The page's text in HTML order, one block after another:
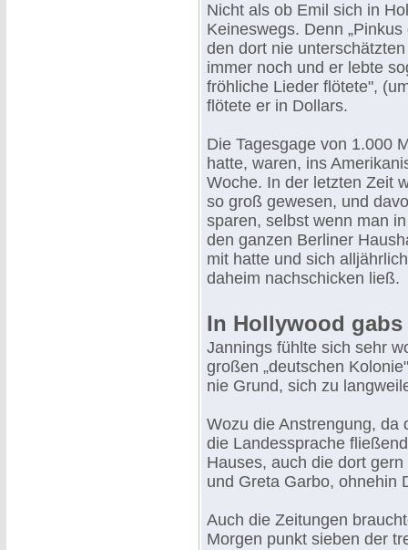
Nicht als ob Emil sich in
Keineswegs. Denn
den dort nie
immer noch und er lebte
fröhliche Lieder flötete",
flötete er in Dollars.
Die Tagesgage von 1.000
hatte, waren, ins
Woche. In der letzten Zeit
so groß gewesen, und
sparen, selbst wenn man
den ganzen Berliner
mit hatte und sich
daheim nachschicken ließ.
In Hollywood
Jannings fühlte sich sehr
großen „deutschen
nie Grund, sich zu
Wozu die Anstrengung, da
die Landessprache
Hauses, auch die dort
und Greta Garbo, ohnehin
Auch die Zeitungen
Morgen punkt sieben der